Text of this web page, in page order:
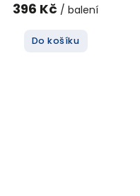
396 Kč / balení
Do košíku